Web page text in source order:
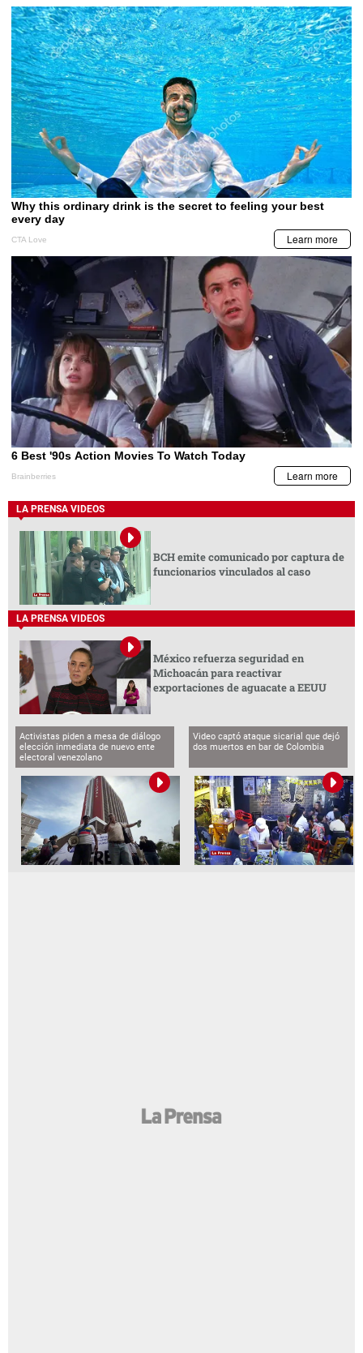
LA PRENSA VIDEOS
BCH emite comunicado por captura de
funcionarios vinculados al caso
LA PRENSA VIDEOS
México refuerza seguridad en
Michoacán para reactivar
exportaciones de aguacate a EEUU
Activistas piden a mesa de diálogo
elección inmediata de nuevo ente
electoral venezolano
Video captó ataque sicarial que dejó
dos muertos en bar de Colombia